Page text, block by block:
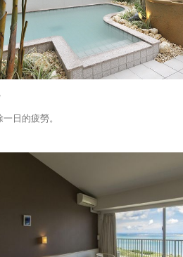
日的疲勞。